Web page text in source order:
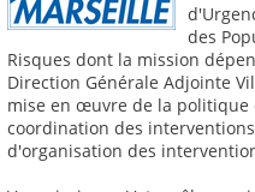
des
Risques dont la mission
Direction Générale Adjointe
mise en œuvre de la politique
coordination des
d'organisation des